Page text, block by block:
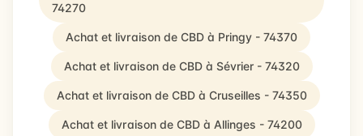
74270
Achat et livraison de CBD à Pringy - 74370
Achat et livraison de CBD à Sévrier - 74320
Achat et livraison de CBD à Cruseilles - 74350
Achat et livraison de CBD à Allinges - 74200